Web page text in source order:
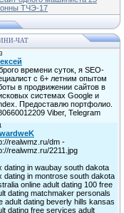
ТЧЭ-17
ЧАТ